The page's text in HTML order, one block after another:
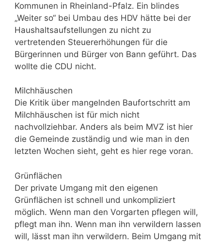
Kommunen in Rheinland-Pfalz. Ein blindes
„Weiter so“ bei Umbau des HDV hätte bei der
Haushaltsaufstellungen zu nicht zu
vertretenden Steuererhöhungen für die
Bürgerinnen und Bürger von Bann geführt. Das
wollte die CDU nicht.
Milchhäuschen
Die Kritik über mangelnden Baufortschritt am
Milchhäuschen ist für mich nicht
nachvollziehbar. Anders als beim MVZ ist hier
die Gemeinde zuständig und wie man in den
letzten Wochen sieht, geht es hier rege voran.
Grünflächen
Der private Umgang mit den eigenen
Grünflächen ist schnell und unkompliziert
möglich. Wenn man den Vorgarten pflegen will,
pflegt man ihn. Wenn man ihn verwildern lassen
will, lässt man ihn verwildern. Beim Umgang mit